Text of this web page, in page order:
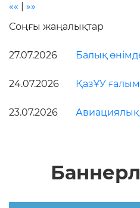
««
»»
Соңғы жаңалықтар
27.07.2026 Балық
24.07.2026 ҚазҰУ
23.07.2026 Авиациялық